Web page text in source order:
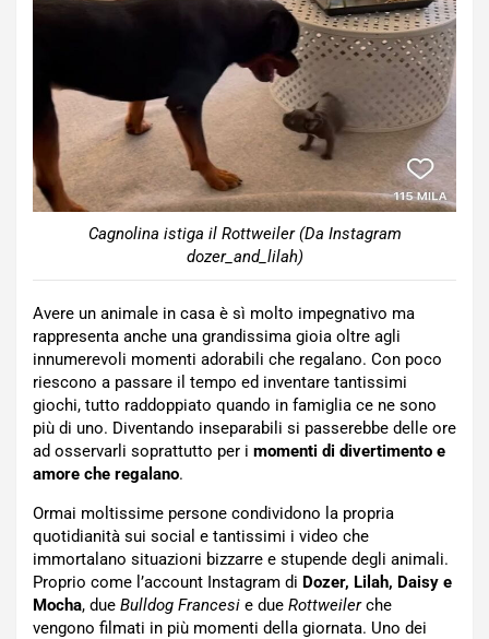
Cagnolina istiga il Rottweiler (Da Instagram
dozer_and_lilah)
Avere un animale in casa è sì molto impegnativo ma
rappresenta anche una grandissima gioia oltre agli
innumerevoli momenti adorabili che regalano. Con poco
riescono a passare il tempo ed inventare tantissimi
giochi, tutto raddoppiato quando in famiglia ce ne sono
più di uno. Diventando inseparabili si passerebbe delle ore
ad osservarli soprattutto per i momenti di divertimento e
amore che regalano.
Ormai moltissime persone condividono la propria
quotidianità sui social e tantissimi i video che
immortalano situazioni bizzarre e stupende degli animali.
Proprio come l’account Instagram di Dozer, Lilah, Daisy e
Mocha, due Bulldog Francesi e due Rottweilerche
vengono filmati in più momenti della giornata. Uno dei